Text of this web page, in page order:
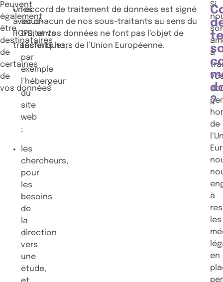
Peuvent
également
être
destinataires
de
certaines
de
vos données
les
sous-
traitants
techniques,
par
exemple
l’hébergeur
du
site
web
;
les
chercheurs,
pour
les
besoins
de
la
direction
vers
une
étude,
Un accord de traitement de données est signé
avec chacun de nos sous-traitants au sens du
RGPD, et vos données ne font pas l’objet de
transferts hors de l’Union Européenne.
Si
à
de
à
les
en
?